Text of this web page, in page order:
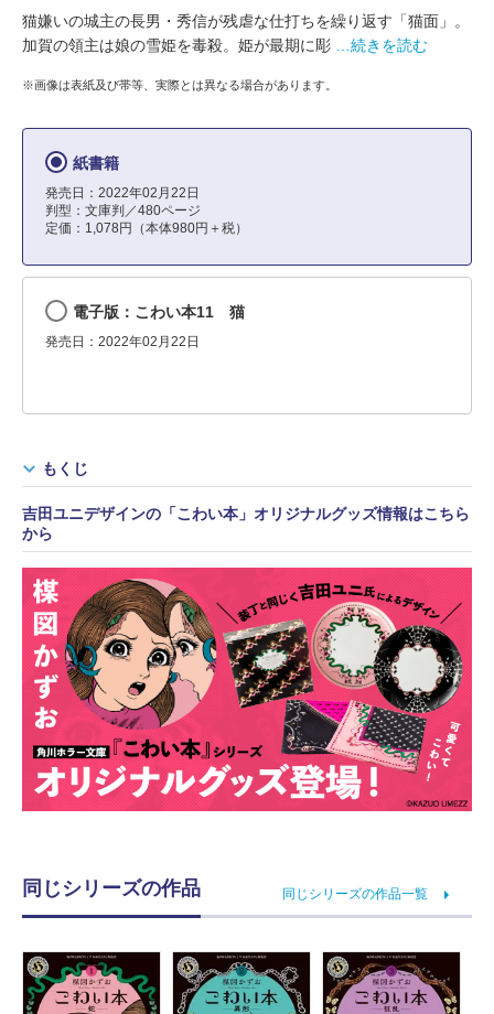
猫嫌いの城主の長男・秀信が残虐な仕打ちを繰り返す「猫面」。
加賀の領主は娘の雪姫を毒殺。姫が最期に彫
…続きを読む
※画像は表紙及び帯等、実際とは異なる場合があります。
紙書籍
発売日：2022年02月22日
判型：文庫判／480ページ
定価：1,078円（本体980円＋税）
電子版：こわい本11 猫
発売日：2022年02月22日
もくじ
吉田ユニデザインの「こわい本」オリジナルグッズ情報はこちら
から
同じシリーズの作品 同じシリーズの作品一覧